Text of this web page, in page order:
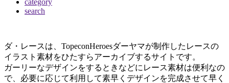
search
ダ・レースは、TopeconHeroesダーヤマが制作したレースの
イラスト素材をひたすらアーカイブするサイトです。
ガーリーなデザインをするときなどにレース素材は便利なの
で、必要に応じて利用して素早くデザインを完成させて早く